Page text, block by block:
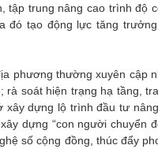
tập trung nâng cao trình độ
đó tạo động lực tăng
phương thường xuyên cập
rà soát hiện trạng hạ tầng,
dựng lộ trình đầu tư
dựng “con người chuyển
số cộng đồng, thúc đẩy